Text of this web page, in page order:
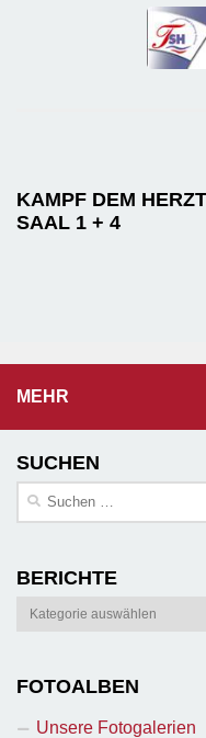
KAMPF DEM
SAAL 1 + 4
MEHR
SUCHEN
Suchen
BERICHTE
Berichte
FOTOALBEN
Unsere Fotogalerien